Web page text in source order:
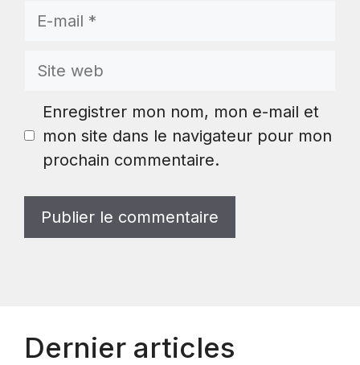
E-
Site
Enregistrer mon nom, mon e-mail et
mon site dans le navigateur pour mon
prochain commentaire.
Dernier articles